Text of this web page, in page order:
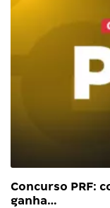
Concurso PRF:
ganha…